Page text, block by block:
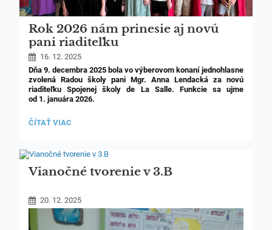
Rok 2026 nám prinesie aj novú
pani riaditeľku
16. 12. 2025
Dňa 9. decembra 2025 bola vo výberovom konaní jednohlasne
zvolená Radou školy pani Mgr. Anna Lendacká za novú
riaditeľku Spojenej školy de La Salle. Funkcie sa ujme
od 1. januára 2026.
Nová pani riaditeľka prichádza s jasnou víziou:
„Ľudskosť je pre mňa podstatnou súčasťou kvality vedenia
ROK
PRINESIE
AJ
NOVÚ
PANI
ČÍTAŤ VIAC
Vianočné tvorenie v 3.B
20. 12. 2025